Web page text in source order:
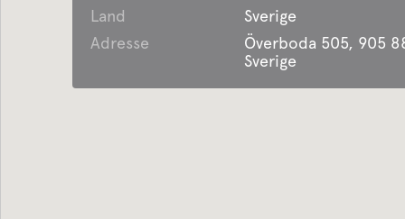
Land
Sverige
Adresse
Överboda 505, 905
Sverige